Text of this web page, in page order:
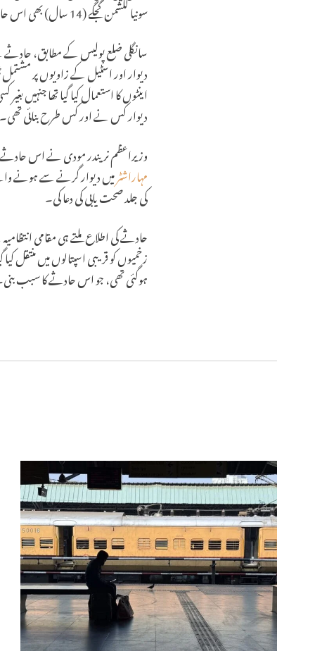
سونیا لکشمن گجگے (14 سال) بھی اس حادثے کا شکار ہوئے۔ ایک اور جاں بحق ہونے والے کونڈیبا راؤبا گجگے وائبھو (65 سال) کا تعلق جات سے تھا۔
دیوار اور اسٹیل کے زاویوں پر
اینٹوں کا استعمال کیا گیا تھا
دیوار کس نے اور کس طرح بنائی تھی۔
وزیراعظم نریندر مودی نے اس حادثے
مہاراشٹرمیں دیوار گرنے سے ہونے
کی جلد صحت یابی کی دعا کی۔
حادثے کی اطلاع ملتے ہی مقامی
زخمیوں کو قریبی اسپتالوں میں
ہوگئی تھی، جو اس حادثے کا سبب